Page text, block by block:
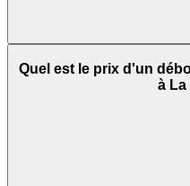
Quel est le prix d'un
à La